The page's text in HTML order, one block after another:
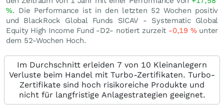
%. Die Performance ist in den letzten 52 Wochen positiv
und BlackRock Global Funds SICAV - Systematic Global
Equity High Income Fund -D2- notiert zurzeit -0,19 %unter
dem 52-Wochen Hoch.
Im Durchschnitt erleiden 7 von 10 Kleinanlegern
Verluste beim Handel mit Turbo-Zertifikaten. Turbo-
Zertifikate sind hoch risikoreiche Produkte und
nicht für langfristige Anlagestrategien geeignet.